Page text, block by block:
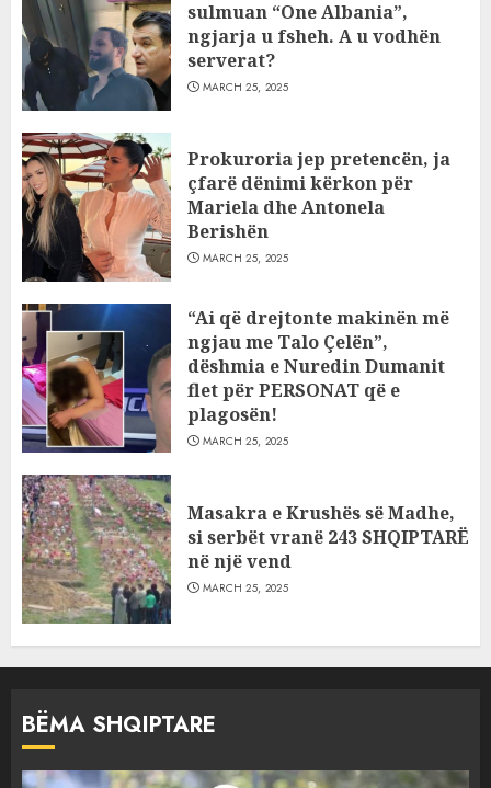
sulmuan “One Albania”,
ngjarja u fsheh. A u vodhën
serverat?
MARCH 25, 2025
Prokuroria jep pretencën, ja
çfarë dënimi kërkon për
Mariela dhe Antonela
Berishën
MARCH 25, 2025
“Ai që drejtonte makinën më
ngjau me Talo Çelën”,
dëshmia e Nuredin Dumanit
flet për PERSONAT që e
plagosën!
MARCH 25, 2025
Masakra e Krushës së Madhe,
si serbët vranë 243 SHQIPTARË
në një vend
MARCH 25, 2025
BËMA SHQIPTARE